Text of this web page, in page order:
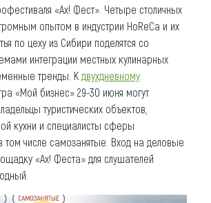
«Ах! Фест». Четыре столичных
опытом в индустрии HoReCa и их
по цеху из Сибири поделятся со
интеграции местных кулинарных
тренды. К двухдневному
«Мой бизнес» 29-30 июня могут
туристических объектов,
кухни и специалисты сферы
том числе самозанятые. Вход на деловые
«Ах! Феста» для слушателей